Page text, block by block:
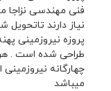
میباشد